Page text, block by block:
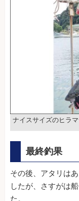
ナイスサイズのヒラ
最終釣果
その後、アタリは
したが、さすがは
た。